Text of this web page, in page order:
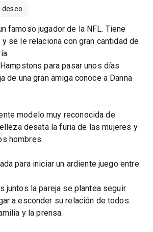
famoso jugador de la NFL. Tiene
se le relaciona con gran cantidad de
para pasar unos días
de una gran amiga conoce a Danna
modelo muy reconocida de
desata la furia de las mujeres y
hombres.
para iniciar un ardiente juego entre
juntos la pareja se plantea seguir
a esconder su relación de todos.
y la prensa.